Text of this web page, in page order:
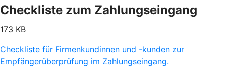
Checkliste zum Zahlungseingang
173 KB
Checkliste für Firmenkundinnen und -kunden zur
Empfängerüberprüfung im Zahlungseingang.